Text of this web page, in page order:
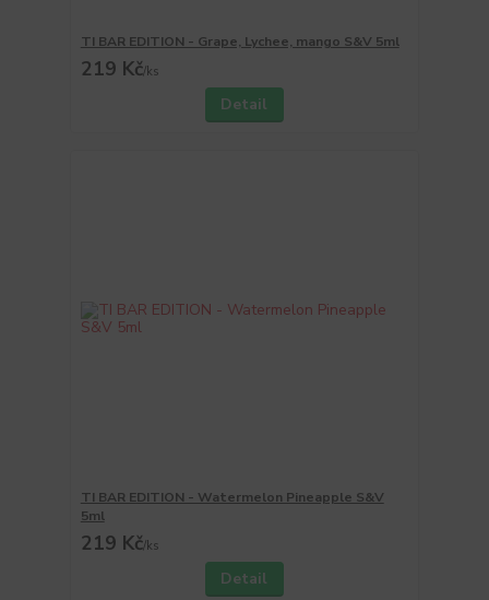
TI BAR EDITION - Grape, Lychee, mango S&V 5ml
219 Kč/ks
Detail
TI BAR EDITION - Watermelon Pineapple S&V
5ml
219 Kč/ks
Detail